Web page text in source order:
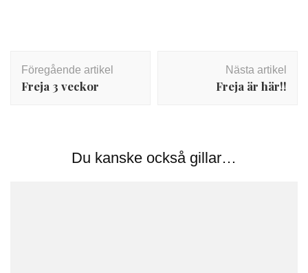
Föregående artikel
Freja 3 veckor
Nästa artikel
Freja är här!!
Du kanske också gillar…